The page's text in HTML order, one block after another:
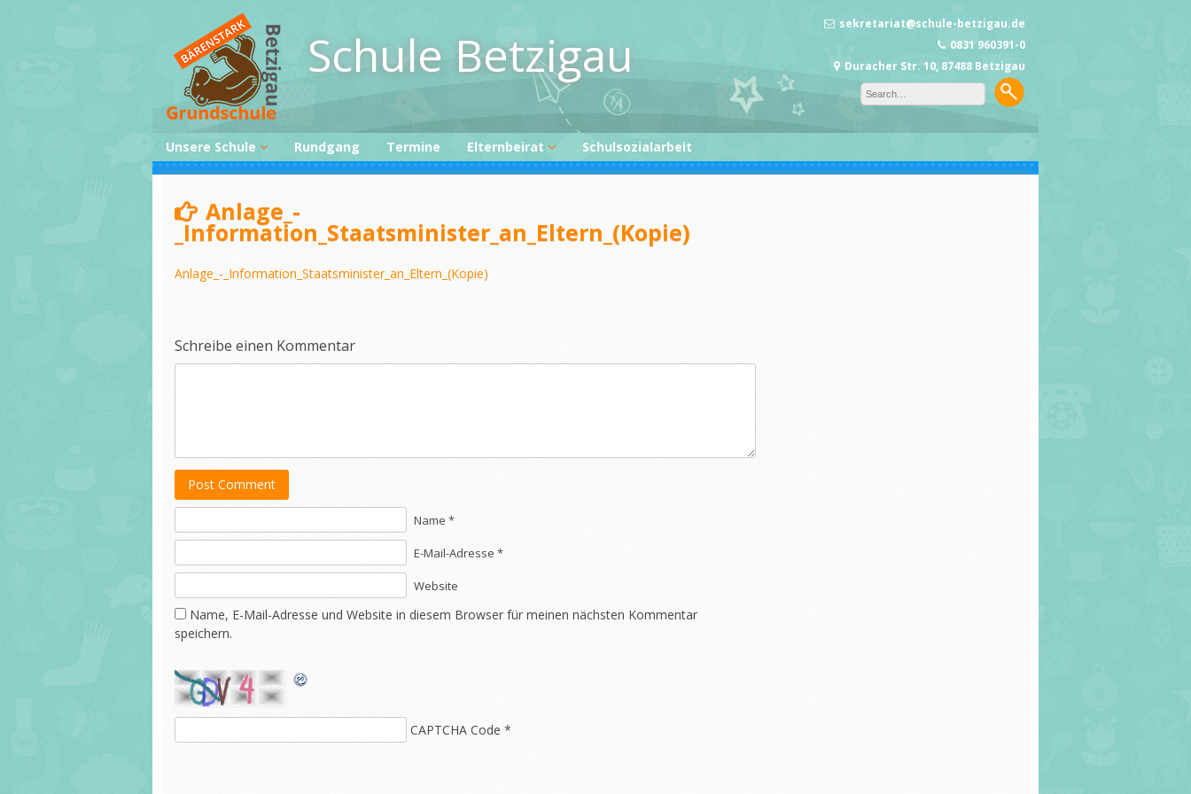
content
Schule Betzigau
sekretariat@schule-betzigau.de
0831 960391-0
Duracher Str. 10, 87488 Betzigau
Unsere Schule
Lehrer
Personal
Kontakt
Rundgang Termine
Elternbeirat
Elternbeirat intern
Schulsozialarbeit
Anlage_-
_Information_Staatsminister_an_Eltern_(Kopie)
Anlage_-_Information_Staatsminister_an_Eltern_(Kopie)
Schreibe einen Kommentar
Post Comment
Name *
E-Mail-Adresse *
Website
Name, E-Mail-Adresse und Website in diesem Browser für meinen nächsten Kommentar
speichern.
CAPTCHA Code *